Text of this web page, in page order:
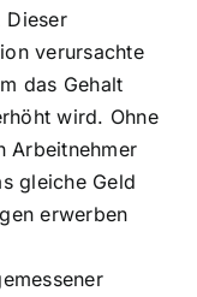
Dieser
verursachte
das Gehalt
wird. Ohne
Arbeitnehmer
gleiche Geld
erwerben